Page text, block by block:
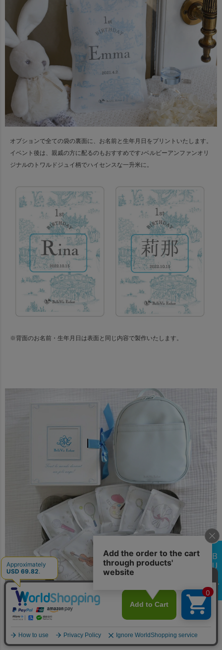
オプションで全ての袋の裏面に、お名前と生年月日をプリントいたします。
イベント後は、親戚の方に配るのもおすすめです♪ベルビーアンファンオリ
ジナルのトワルドジュイ柄でハイセンスな一升米に。
※背面のお名前・生年月日は表面と同じ内容で製作いたします。
大切な想いを届ける一升米で選び取りセット
ベビーリュックは、20年後のお子様に両親の想いを伝えるメッセージカー